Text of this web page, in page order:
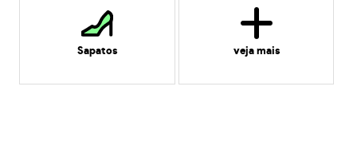
Sapatos veja mais